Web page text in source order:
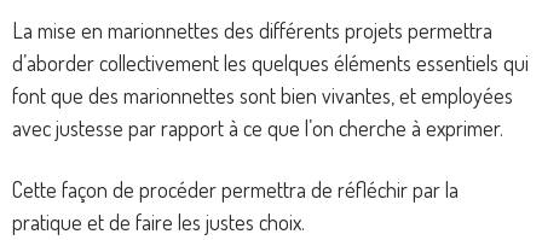
La mise en marionnettes des différents projets permettra
d’aborder collectivement les quelques éléments essentiels qui
font que des marionnettes sont bien vivantes, et employées
avec justesse par rapport à ce que l’on cherche à exprimer.
Cette façon de procéder permettra de réfléchir par la
pratique et de faire les justes choix.